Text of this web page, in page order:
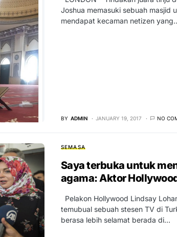
Joshua memasuki sebuah masjid
mendapat kecaman netizen
BY ADMIN JANUARY 19, 2017 NO
SEMASA
Saya terbuka untuk
agama: Aktor
Pelakon Hollywood Lindsay
temubual sebuah stesen TV di
berasa lebih selamat berada di…